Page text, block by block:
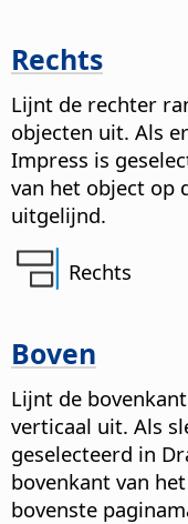
Rechts
Lijnt de rechter
objecten uit. Als
Impress is
van het object op
uitgelijnd.
Rechts
Boven
Lijnt de
verticaal uit. Als
geselecteerd in
bovenkant van
bovenste